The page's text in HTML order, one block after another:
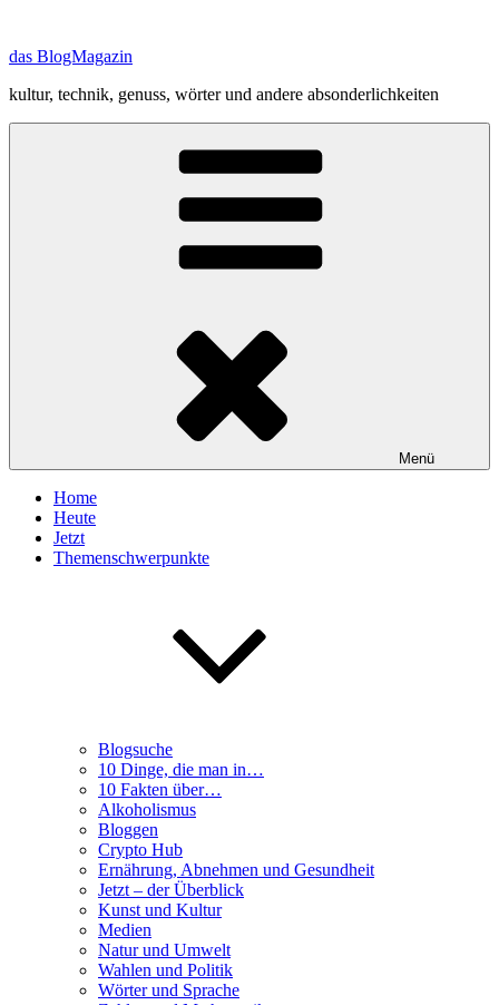
springen
das BlogMagazin
kultur, technik, genuss, wörter und andere absonderlichkeiten
Menü
Home
Heute
Jetzt
Themenschwerpunkte
Blogsuche
10 Dinge, die man in…
10 Fakten über…
Alkoholismus
Bloggen
Crypto Hub
Ernährung, Abnehmen und Gesundheit
Jetzt – der Überblick
Kunst und Kultur
Medien
Natur und Umwelt
Wahlen und Politik
Wörter und Sprache